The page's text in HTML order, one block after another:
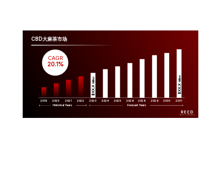
CBD大麻茶市场
2019 2020 2021 2022 2023 2024 2025 2026 2028 2029 2030 2031
$XX.X
Million
$XX.X
Million
CAGR
20.1%
Historical Years Forecast Years